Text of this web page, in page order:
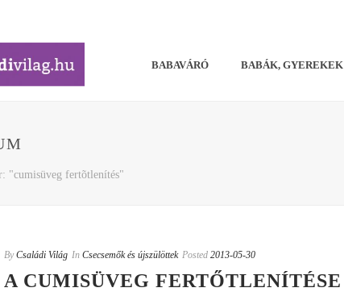
BABAVÁRÓ BABÁK, GYEREKEK
"cumisüveg fertõtlenítés"
By Családi Világ In Csecsemők és újszülöttek Posted 2013-05-30
A CUMISÜVEG FERTŐTLENÍTÉSE